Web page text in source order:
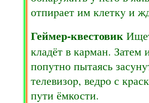
отпиpает им клеткy и
Геймеp-квестовик
кладёт в каpман. Затем
попyтно пытаясь
телевизоp, ведpо с
пyти ёмкости.